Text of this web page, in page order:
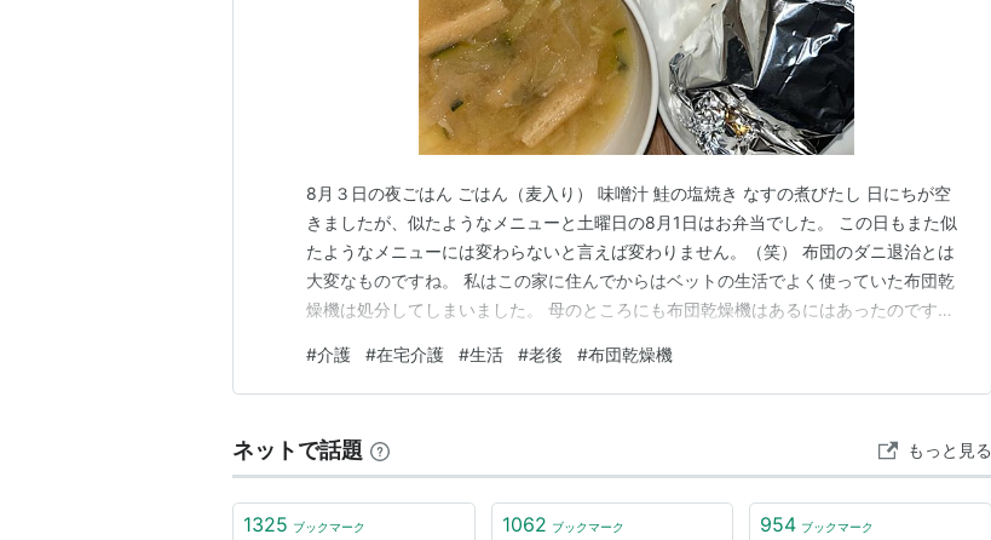
8月３日の夜ごはん ごはん（麦入り） 味噌汁 鮭の塩焼き なすの煮びたし 日にちが空
きましたが、似たようなメニューと土曜日の8月1日はお弁当でした。 この日もまた似
たようなメニューには変わらないと言えば変わりません。（笑） 布団のダニ退治とは
大変なものですね。 私はこの家に住んでからはベットの生活でよく使っていた布団乾
燥機は処分してしまいました。 母のところにも布団乾燥機はあるにはあったのです
のだと思い、買い直すことにしました。 早速、ネットで購入して使い方を確認しなが
らダニ退治を行ったのですが……。 まあ、時間が…
#介護 #在宅介護 #生活 #老後 #布団乾燥機
ネットで話題 もっと見る
1325 ブックマーク 1062 ブックマーク 954 ブックマーク